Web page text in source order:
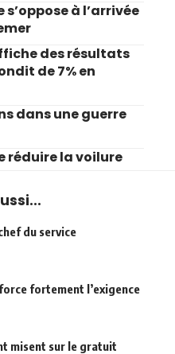
à l’arrivée
des résultats
de 7% en
dans une guerre
réduire la voilure
du service
fortement l’exigence
misent sur le gratuit